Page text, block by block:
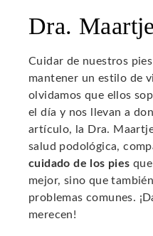
Dra.
Cuidar de nuestros
mantener un estilo de
olvidamos que ellos
el día y nos llevan a
artículo, la Dra.
salud podológica,
cuidado de los pies
mejor, sino que
problemas comunes.
merecen!